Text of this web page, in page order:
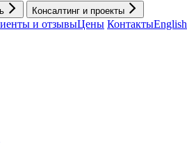
Консалтинг и проекты
и отзывыЦены КонтактыEnglish